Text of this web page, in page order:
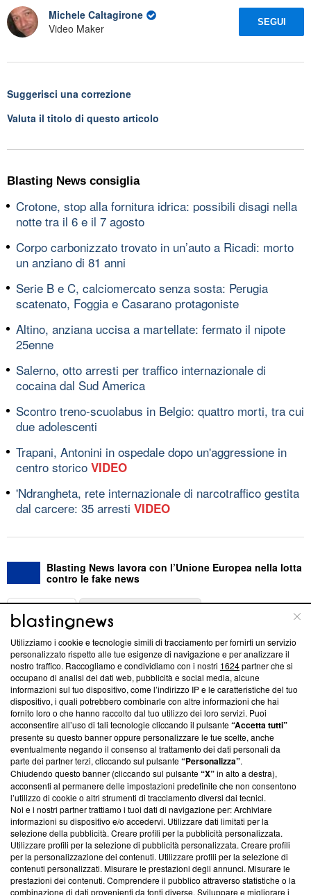
Michele Caltagirone
Video Maker
SEGUI
Suggerisci una correzione
Valuta il titolo di questo articolo
Blasting News consiglia
Crotone, stop alla fornitura idrica: possibili disagi nella
notte tra il 6 e il 7 agosto
Corpo carbonizzato trovato in un’auto a Ricadi: morto
un anziano di 81 anni
Serie B e C, calciomercato senza sosta: Perugia
scatenato, Foggia e Casarano protagoniste
Altino, anziana uccisa a martellate: fermato il nipote
25enne
Salerno, otto arresti per traffico internazionale di
cocaina dal Sud America
Scontro treno-scuolabus in Belgio: quattro morti, tra cui
due adolescenti
Trapani, Antonini in ospedale dopo un'aggressione in
centro storico VIDEO
'Ndrangheta, rete internazionale di narcotraffico gestita
dal carcere: 35 arresti VIDEO
Blasting News lavora con l’Unione Europea nella lotta
contro le fake news
ABOUT
Questa sezione offre informazioni trasparenti su Blasting
News, sui nostri processi editoriali e su come ci impegniamo a
creare news di qualità. Inoltre, afferma la nostra aderenza a
‘Trust Project - News with Integrity’Blasting News non è
ancora membro del programma, ma ha richiesto di farne
parte; Trust Project non ha ancora effettuato una verifica di
conformità agli standard.
Su di noi
Team editoriale
Corporate
Redazione
Informativa Privacy
Cookie Policy
Utilizziamo i cookie e tecnologie simili di tracciamento per fornirti un servizio
personalizzato rispetto alle tue esigenze di navigazione e per analizzare il
nostro traffico. Raccogliamo e condividiamo con i nostri 1624partner che si
occupano di analisi dei dati web, pubblicità e social media, alcune
informazioni sul tuo dispositivo, come l’indirizzo IP e le caratteristiche del tuo
dispositivo, i quali potrebbero combinarle con altre informazioni che hai
fornito loro o che hanno raccolto dal tuo utilizzo dei loro servizi. Puoi
acconsentire all’uso di tali tecnologie cliccando il pulsante“Accetta tutti”
presente su questo banner oppure personalizzare le tue scelte, anche
eventualmente negando il consenso al trattamento dei dati personali da
parte dei partner terzi, cliccando sul pulsante“Personalizza”.
Chiudendo questo banner (cliccando sul pulsante“X”in alto a destra),
acconsenti al permanere delle impostazioni predefinite che non consentono
l’utilizzo di cookie o altri strumenti di tracciamento diversi dai tecnici.
Noi e i nostri partner trattiamo i tuoi dati di navigazione per: Archiviare
informazioni su dispositivo e/o accedervi. Utilizzare dati limitati per la
selezione della pubblicità. Creare profili per la pubblicità personalizzata.
Utilizzare profili per la selezione di pubblicità personalizzata. Creare profili
per la personalizzazione dei contenuti. Utilizzare profili per la selezione di
contenuti personalizzati. Misurare le prestazioni degli annunci. Misurare le
prestazioni dei contenuti. Comprendere il pubblico attraverso statistiche o la
combinazione di dati provenienti da fonti diverse. Sviluppare e migliorare i